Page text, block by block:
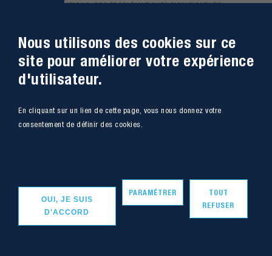
INONDATIONS, DES PROBLÉMATIQUES SIGNIFICATIVES
24/04/2024 Communiqués de presse
UNE AUTRE
PÔLE
CULTUREL ET
SCIENTIFIQUE
Nous utilisons des cookies sur ce
site pour améliorer votre expérience
d'utilisateur.
En cliquant sur un lien de cette page, vous nous donnez votre
consentement de définir des cookies.
OUI, JE SUIS
D'ACCORD
PARAMÉTRER
TOUT
REFUSER